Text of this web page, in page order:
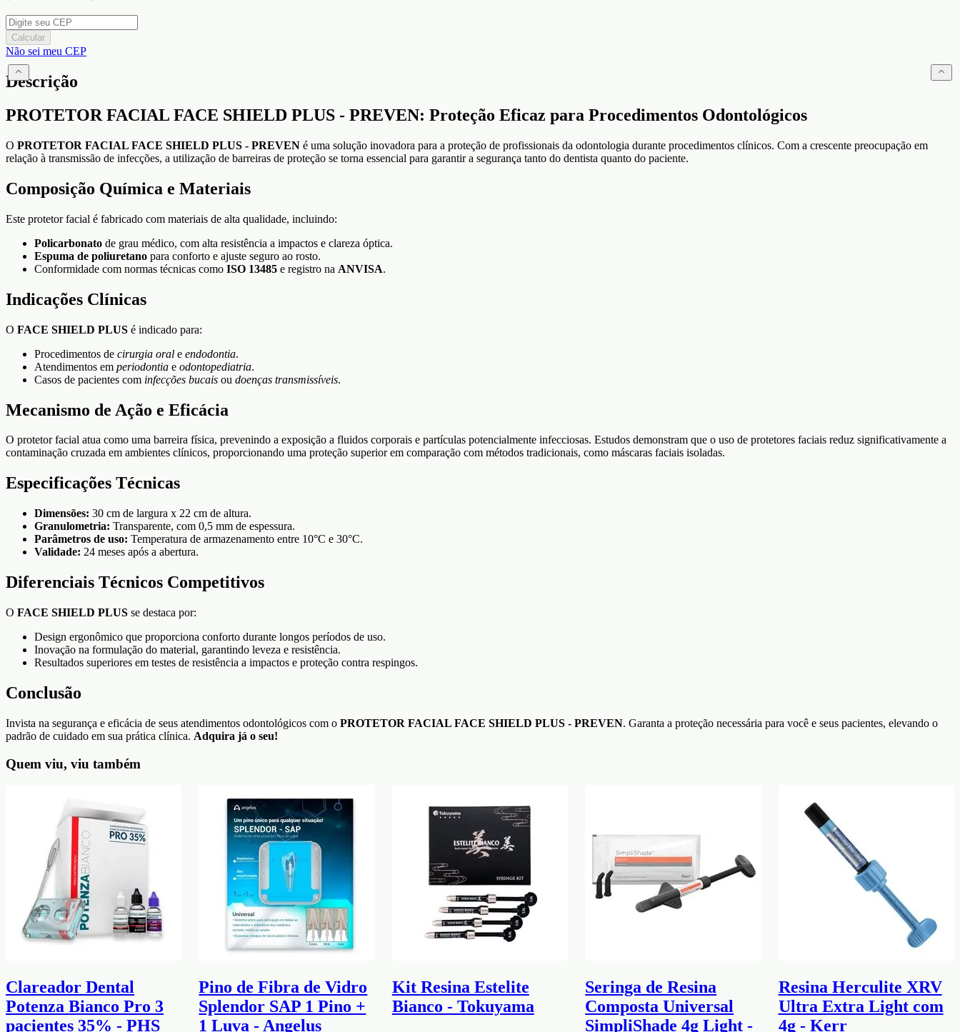
Calcular
Não sei meu CEP
Descrição
PROTETOR FACIAL FACE SHIELD PLUS - PREVEN: Proteção Eficaz para Procedimentos Odontológicos
O PROTETOR FACIAL FACE SHIELD PLUS - PREVEN é uma solução inovadora para a proteção de profissionais da odontologia durante procedimentos clínicos. Com a crescente preocupação em
relação à transmissão de infecções, a utilização de barreiras de proteção se torna essencial para garantir a segurança tanto do dentista quanto do paciente.
Composição Química e Materiais
Este protetor facial é fabricado com materiais de alta qualidade, incluindo:
Policarbonato de grau médico, com alta resistência a impactos e clareza óptica.
Espuma de poliuretano para conforto e ajuste seguro ao rosto.
Conformidade com normas técnicas como ISO 13485 e registro na ANVISA.
Indicações Clínicas
O FACE SHIELD PLUS é indicado para:
Procedimentos de cirurgia oral e endodontia.
Atendimentos em periodontia e odontopediatria.
Casos de pacientes com infecções bucais ou doenças transmissíveis.
Mecanismo de Ação e Eficácia
O protetor facial atua como uma barreira física, prevenindo a exposição a fluidos corporais e partículas potencialmente infecciosas. Estudos demonstram que o uso de protetores faciais reduz significativamente a
contaminação cruzada em ambientes clínicos, proporcionando uma proteção superior em comparação com métodos tradicionais, como máscaras faciais isoladas.
Especificações Técnicas
Dimensões: 30 cm de largura x 22 cm de altura.
Granulometria: Transparente, com 0,5 mm de espessura.
Parâmetros de uso: Temperatura de armazenamento entre 10°C e 30°C.
Validade: 24 meses após a abertura.
Diferenciais Técnicos Competitivos
O FACE SHIELD PLUS se destaca por:
Design ergonômico que proporciona conforto durante longos períodos de uso.
Inovação na formulação do material, garantindo leveza e resistência.
Resultados superiores em testes de resistência a impactos e proteção contra respingos.
Conclusão
Invista na segurança e eficácia de seus atendimentos odontológicos com o PROTETOR FACIAL FACE SHIELD PLUS - PREVEN. Garanta a proteção necessária para você e seus pacientes, elevando o
padrão de cuidado em sua prática clínica. Adquira já o seu!
Quem viu, viu também
Clareador Dental
Potenza Bianco Pro 3
pacientes 35% - PHS
Pino de Fibra de Vidro
Splendor SAP 1 Pino +
1 Luva - Angelus
Kit Resina Estelite
Bianco - Tokuyama
Seringa de Resina
Composta Universal
SimpliShade 4g Light -
Resina Herculite XRV
Ultra Extra Light com
4g - Kerr